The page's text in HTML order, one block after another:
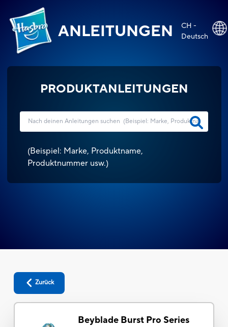
ANLEITUNGEN
CH -
Deutsch
PRODUKTANLEITUNGEN
(Beispiel: Marke, Produktname,
Produktnummer usw.)
Zurück
Beyblade Burst Pro Series